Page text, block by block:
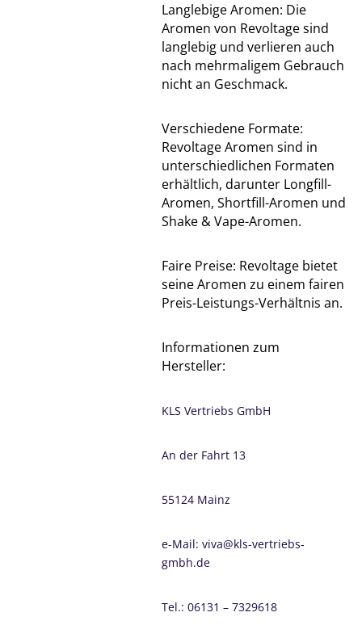
Langlebige Aromen: Die
Aromen von Revoltage sind
langlebig und verlieren auch
nach mehrmaligem Gebrauch
nicht an Geschmack.
Verschiedene Formate:
Revoltage Aromen sind in
unterschiedlichen Formaten
erhältlich, darunter Longfill-
Aromen, Shortfill-Aromen und
Shake & Vape-Aromen.
Faire Preise: Revoltage bietet
seine Aromen zu einem fairen
Preis-Leistungs-Verhältnis an.
Informationen zum
Hersteller:
KLS Vertriebs GmbH
An der Fahrt 13
55124 Mainz
e-Mail: viva@kls-vertriebs-
gmbh.de
Tel.: 06131 – 7329618